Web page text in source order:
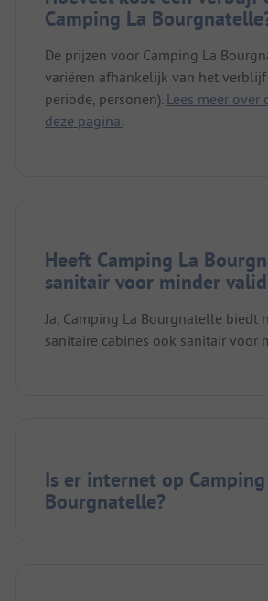
Camping La
De prijzen voor Camping La
variëren afhankelijk van het verblijf
periode, personen). Lees meer over
deze pagina.
Heeft Camping La
sanitair voor minder
Ja, Camping La Bourgnatelle biedt
sanitaire cabines ook sanitair voor
Is er internet op
Bourgnatelle?